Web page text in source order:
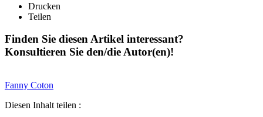
Drucken
Teilen
Finden Sie diesen Artikel interessant?
Konsultieren Sie den/die Autor(en)!
Fanny Coton
Diesen Inhalt teilen :